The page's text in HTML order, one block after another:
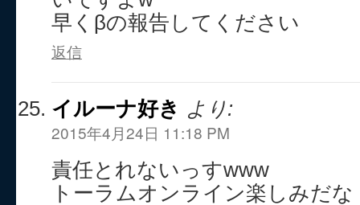
早くβの報告してください
返信
イルーナ好き より:
2015年4月24日 11:18 PM
責任とれないっすwww
トーラムオンライン楽しみだな